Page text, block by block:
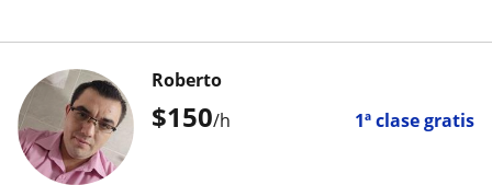
$150/h 1ª clase gratis
Roberto